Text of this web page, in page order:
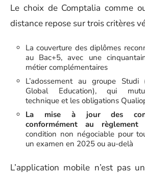
Le choix de Comptalia comme
distance repose sur trois critères
La couverture des diplômes
au Bac+5, avec une
métier complémentaires
L’adossement au groupe
Global Education), qui
technique et les obligations
La mise à jour des
conformément au
condition non négociable pour
un examen en 2025 ou au-delà
L’application mobile n’est pas